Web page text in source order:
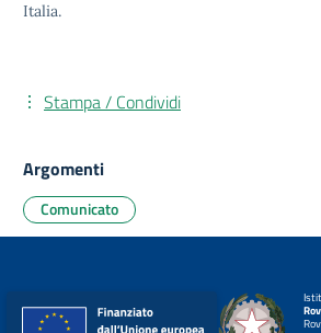
Italia.
Stampa / Condividi
Argomenti
Comunicato